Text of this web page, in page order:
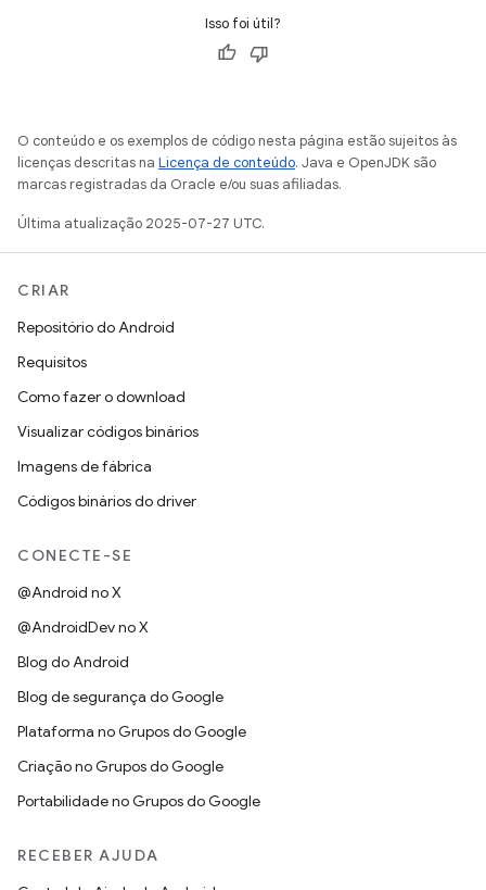
Isso foi útil?
O conteúdo e os exemplos de código nesta página estão sujeitos às
licenças descritas na Licença de conteúdo. Java e OpenJDK são
marcas registradas da Oracle e/ou suas afiliadas.
Última atualização 2025-07-27 UTC.
CRIAR
Repositório do Android
Requisitos
Como fazer o download
Visualizar códigos binários
Imagens de fábrica
Códigos binários do driver
CONECTE-SE
@Android no X
@AndroidDev no X
Blog do Android
Blog de segurança do Google
Plataforma no Grupos do Google
Criação no Grupos do Google
Portabilidade no Grupos do Google
RECEBER AJUDA